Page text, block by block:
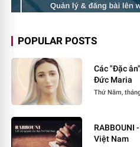
POPULAR POSTS
Các "Đặc
Đức Maria
Thứ Năm,
RABBOUNI
Việt Nam